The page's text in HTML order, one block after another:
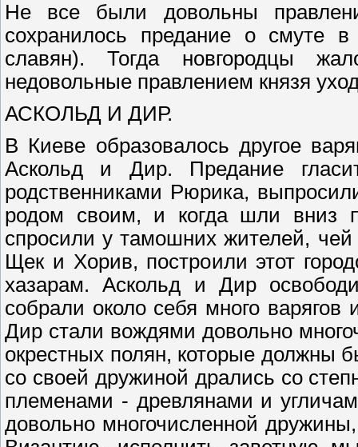
Не все были довольны
сохранилось предание о смуте
славян). Тогда новгородцы
недовольные правлением князя
АСКОЛЬД И ДИР.
В Киеве образовалось другое
Аскольд и Дир. Предание
родственниками Рюрика,
родом своим, и когда шли вниз
спросили у тамошних жителей,
Щек и Хорив, построили этот
хазарам. Аскольд и Дир
собрали около себя много
Дир стали вождями довольно
окрестных полян, которые должны
со своей дружиной дрались со
племенами - древлянами и
довольно многочисленной